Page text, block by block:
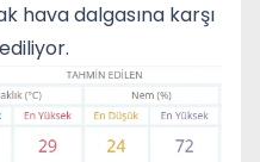
hava dalgasına karşı